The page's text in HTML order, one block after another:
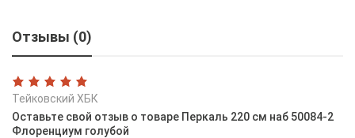
Отзывы (0)
Тейковский ХБК
Оставьте свой отзыв о товаре Перкаль 220 см наб 50084-2
Флоренциум голубой